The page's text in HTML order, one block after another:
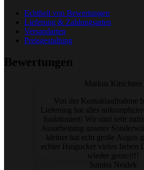
Echtheit von Bewertungen
Lieferung & Zahlungsarten
Versandarten
Preisgestaltung
Bewertungen
Markus Kirschner
Von der Kontaktaufnahme
Lieferung hat alles
funktioniert! Wir sind sehr
Ausarbeitung unserer
kleiner hat echt große Augen
echter Hingucker vielen lieben
wieder gerne)!!!
Samira Neidek